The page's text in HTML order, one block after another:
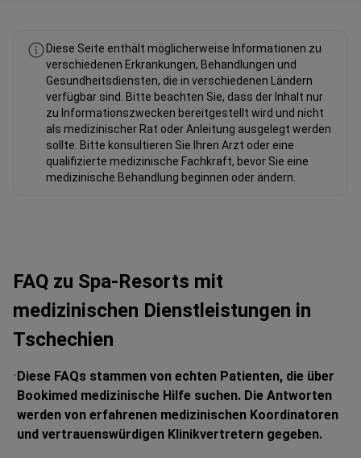
Diese Seite enthält möglicherweise Informationen zu
verschiedenen Erkrankungen, Behandlungen und
Gesundheitsdiensten, die in verschiedenen Ländern
verfügbar sind. Bitte beachten Sie, dass der Inhalt nur
zu Informationszwecken bereitgestellt wird und nicht
als medizinischer Rat oder Anleitung ausgelegt werden
sollte. Bitte konsultieren Sie Ihren Arzt oder eine
qualifizierte medizinische Fachkraft, bevor Sie eine
medizinische Behandlung beginnen oder ändern.
FAQ zu Spa-Resorts mit
medizinischen Dienstleistungen in
Tschechien
Diese FAQs stammen von echten Patienten, die über
Bookimed medizinische Hilfe suchen. Die Antworten
werden von erfahrenen medizinischen Koordinatoren
und vertrauenswürdigen Klinikvertretern gegeben.